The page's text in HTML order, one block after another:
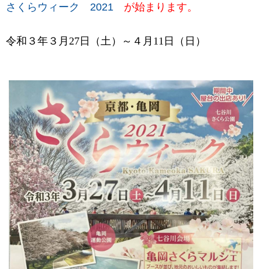
さくらウィーク 2021 が始まります。
令和３年３月 27日（土）～４月 11 日（日）